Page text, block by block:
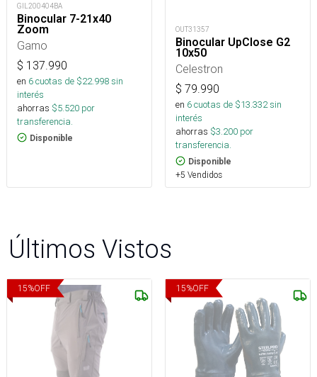
GIL200404BA
Binocular 7-21x40
Zoom
Gamo
$ 137.990
en 6cuotas de $22.998sin
interés
ahorras $5.520 por
transferencia.
Disponible
OUT31357
Binocular UpClose G2
10x50
Celestron
$ 79.990
en 6cuotas de $13.332sin
interés
ahorras $3.200 por
transferencia.
Disponible
+5 Vendidos
Últimos Vistos
15%OFF 15%OFF